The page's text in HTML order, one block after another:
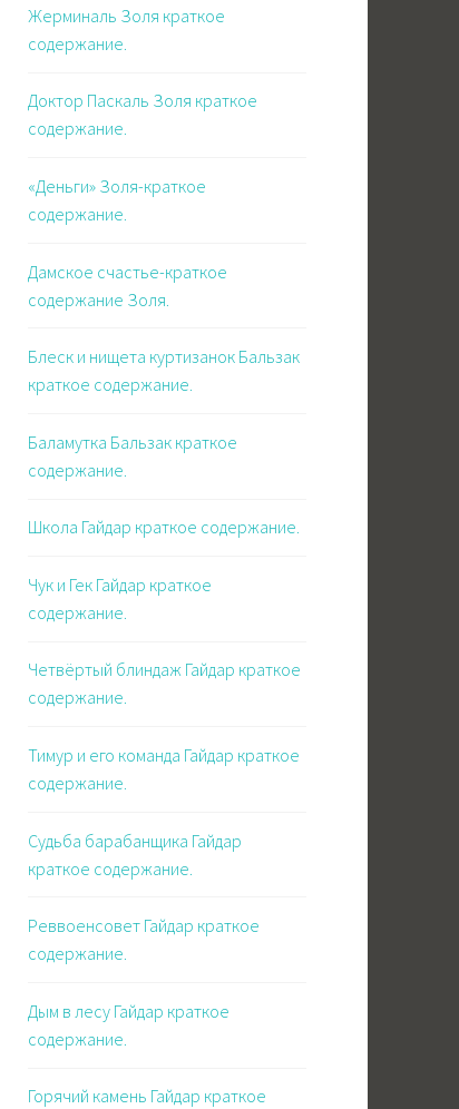
Жерминаль Золя краткое
содержание.
Доктор Паскаль Золя краткое
содержание.
«Деньги» Золя-краткое
содержание.
Дамское счастье-краткое
содержание Золя.
Блеск и нищета куртизанок Бальзак
краткое содержание.
Баламутка Бальзак краткое
содержание.
Школа Гайдар краткое содержание.
Чук и Гек Гайдар краткое
содержание.
Четвёртый блиндаж Гайдар краткое
содержание.
Тимур и его команда Гайдар краткое
содержание.
Судьба барабанщика Гайдар
краткое содержание.
Реввоенсовет Гайдар краткое
содержание.
Дым в лесу Гайдар краткое
содержание.
Горячий камень Гайдар краткое